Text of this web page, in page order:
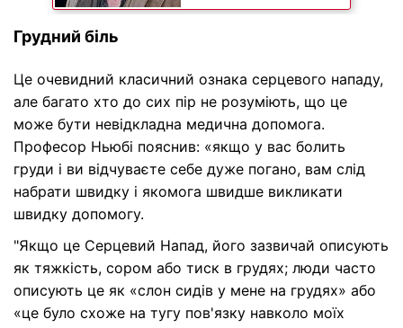
Грудний біль
Це очевидний класичний ознака серцевого нападу,
але багато хто до сих пір не розуміють, що це
може бути невідкладна медична допомога.
Професор Ньюбі пояснив: «якщо у вас болить
груди і ви відчуваєте себе дуже погано, вам слід
набрати швидку і якомога швидше викликати
швидку допомогу.
"Якщо це Серцевий Напад, його зазвичай описують
як тяжкість, сором або тиск в грудях; люди часто
описують це як «слон сидів у мене на грудях» або
«це було схоже на тугу пов'язку навколо моїх